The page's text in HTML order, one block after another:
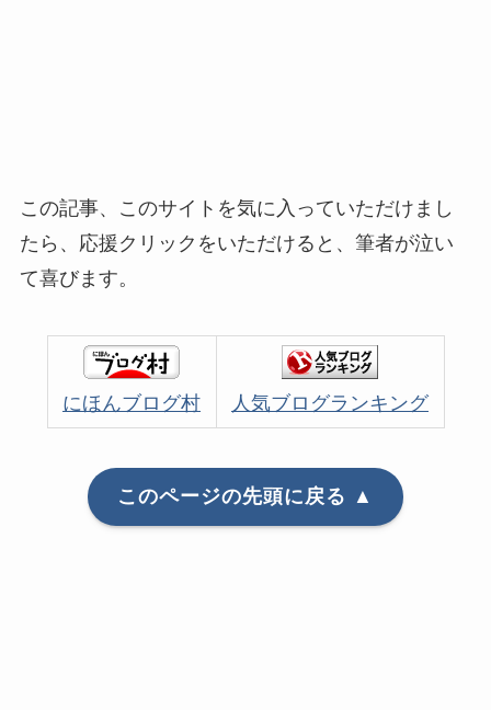
この記事、このサイトを気に入っていただけまし
たら、応援クリックをいただけると、筆者が泣い
て喜びます。
にほんブログ村 人気ブログランキング
このページの先頭に戻る ▲